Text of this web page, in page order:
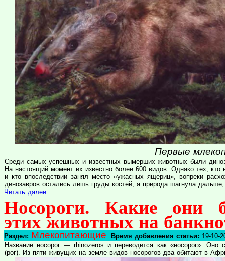
Первые
Среди самых успешных и известных вымерших животных были
На настоящий момент их известно более 600 видов. Однако тех,
и кто впоследствии занял место «ужасных ящериц», вопреки
динозавров остались лишь груды костей, а природа шагнула
Читать далее...
Носороги. Какие они
этих животных на
Раздел: Млекопитающие. Время добавления статьи: 19-10-
Название носорог — rhinozeros и переводится как «носорог». Оно
(рог). Из пяти живущих на земле видов носорогов два обитают в